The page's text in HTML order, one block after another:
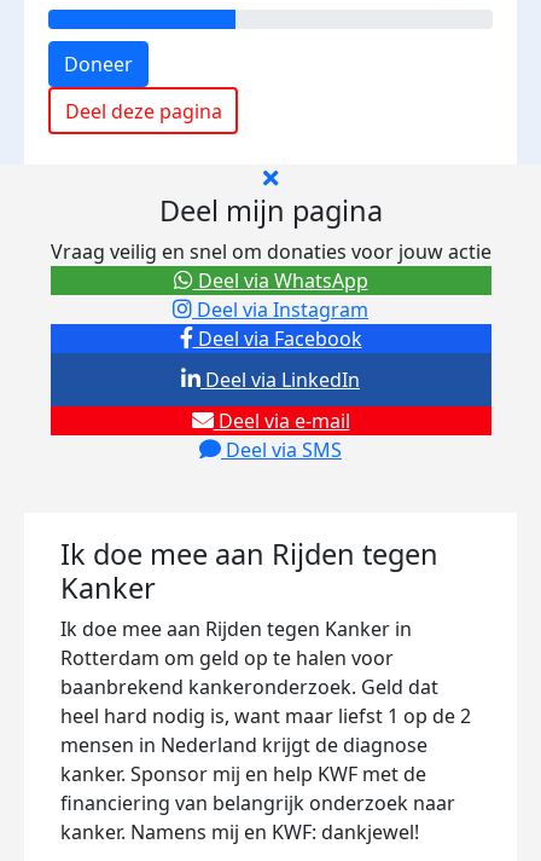
Doneer
Deel deze pagina
Deel mijn pagina
Vraag veilig en snel om donaties voor jouw actie
Deel via Facebook
Deel via Instagram
Deel via e-mail
Deel via SMS
Deel via LinkedIn
Deel via WhatsApp
Ik doe mee aan Rijden tegen
Kanker
Ik doe mee aan Rijden tegen Kanker in
Rotterdam om geld op te halen voor
baanbrekend kankeronderzoek. Geld dat
heel hard nodig is, want maar liefst 1 op de 2
mensen in Nederland krijgt de diagnose
kanker. Sponsor mij en help KWF met de
financiering van belangrijk onderzoek naar
kanker. Namens mij en KWF: dankjewel!